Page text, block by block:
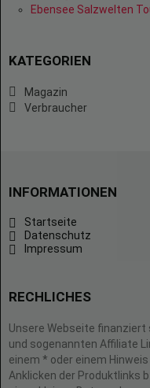
Ebensee Salzwelten
KATEGORIEN
Magazin
Verbraucher
INFORMATIONEN
Startseite
Datenschutz
Impressum
RECHLICHES
Unsere Webseite
und sogenannten Affiliate
einem * oder einem
Anklicken der Produktlinks